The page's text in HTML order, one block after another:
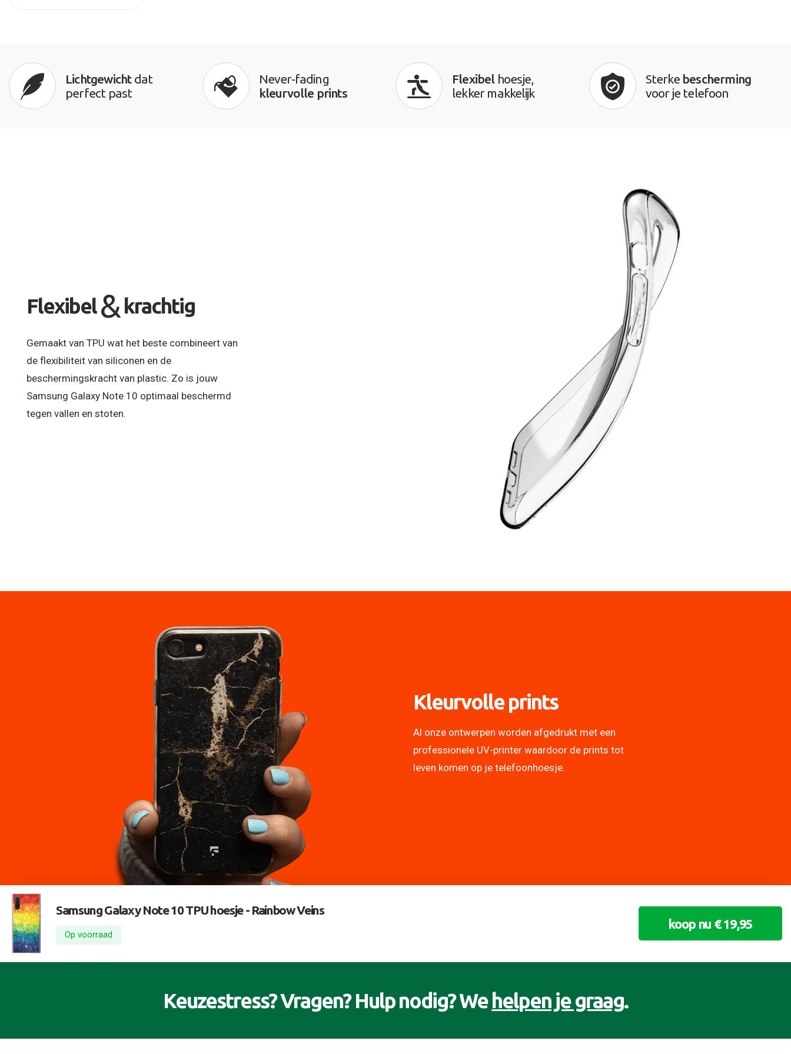
Lichtgewichtdat
perfect past
Never-fading
kleurvolle prints
Flexibelhoesje,
lekker makkelijk
Sterke bescherming
voor je telefoon
Flexibel & krachtig
Gemaakt van TPU wat het beste combineert van
de flexibiliteit van siliconen en de
beschermingskracht van plastic. Zo is jouw
Samsung Galaxy Note 10 optimaal beschermd
tegen vallen en stoten.
Kleurvolle prints
Al onze ontwerpen worden afgedrukt met een
professionele UV-printer waardoor de prints tot
leven komen op je telefoonhoesje.
Samsung Galaxy Note 10 TPU hoesje -Rainbow Veins
Op voorraad
koop nu € 19,95
Keuzestress? Vragen? Hulp nodig? We helpen je graag.